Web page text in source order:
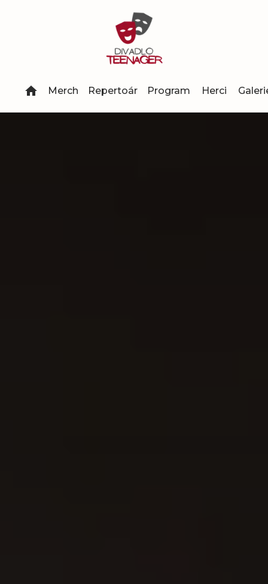
Merch Repertoár Program Herci